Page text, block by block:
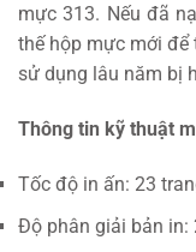
mực 313. Nếu đã
thế hộp mực mới
sử dụng lâu năm bị
Thông tin kỹ thuật
Tốc độ in ấn: 23
Độ phân giải bản in: